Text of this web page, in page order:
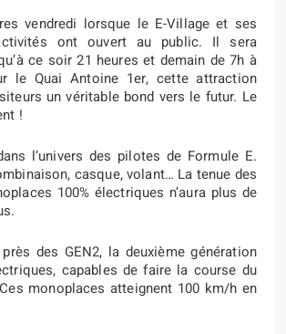
vendredi lorsque le E-Village et ses
ont ouvert au public. Il sera
ce soir 21 heures et demain de 7h à
le Quai Antoine 1er, cette attraction
un véritable bond vers le futur. Le
!
l’univers des pilotes de Formule E.
casque, volant… La tenue des
100% électriques n’aura plus de
des GEN2, la deuxième génération
capables de faire la course du
Ces monoplaces atteignent 100 km/h en